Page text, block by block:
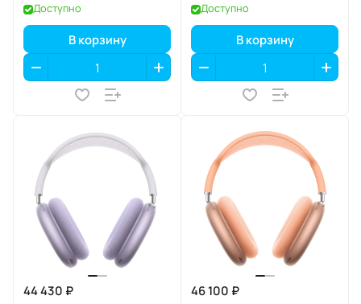
Доступно
В корзину
Доступно
В корзину
44 430 ₽ 46 100 ₽